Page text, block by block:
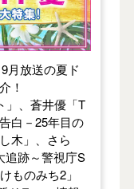
月放送の夏ド
！
」、蒼井優「T
白－25年目の
木」、さら
追跡～警視庁S
ものみち2」